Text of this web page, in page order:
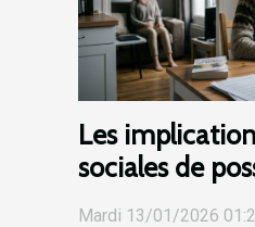
Les
sociales de
Mardi 13/01/2026